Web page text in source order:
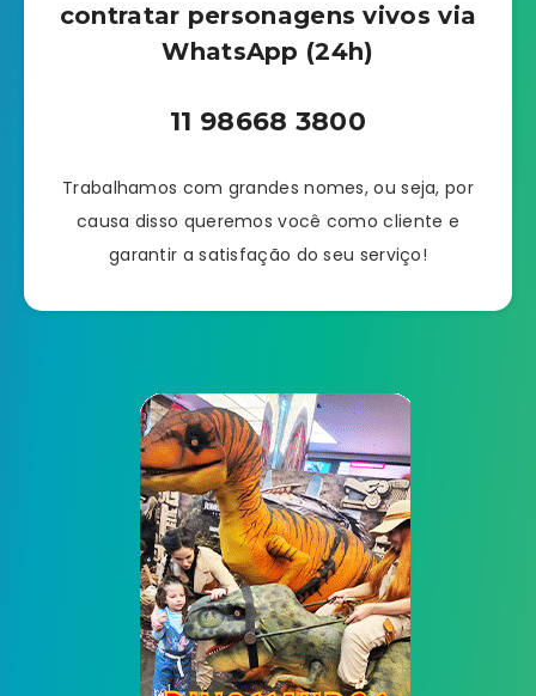
contratar personagens vivos via
WhatsApp (24h)
11 98668 3800
Trabalhamos com grandes nomes, ou seja, por
causa disso queremos você como cliente e
garantir a satisfação do seu serviço!